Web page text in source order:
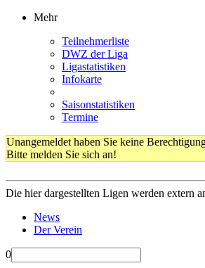
Mehr
Teilnehmerliste
DWZ der Liga
Ligastatistiken
Infokarte
Saisonstatistiken
Termine
Unangemeldet haben Sie keine
Bitte melden Sie sich an!
Die hier dargestellten Ligen werden extern
News
Der Verein
0